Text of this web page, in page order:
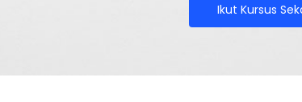
Ikut Kursus